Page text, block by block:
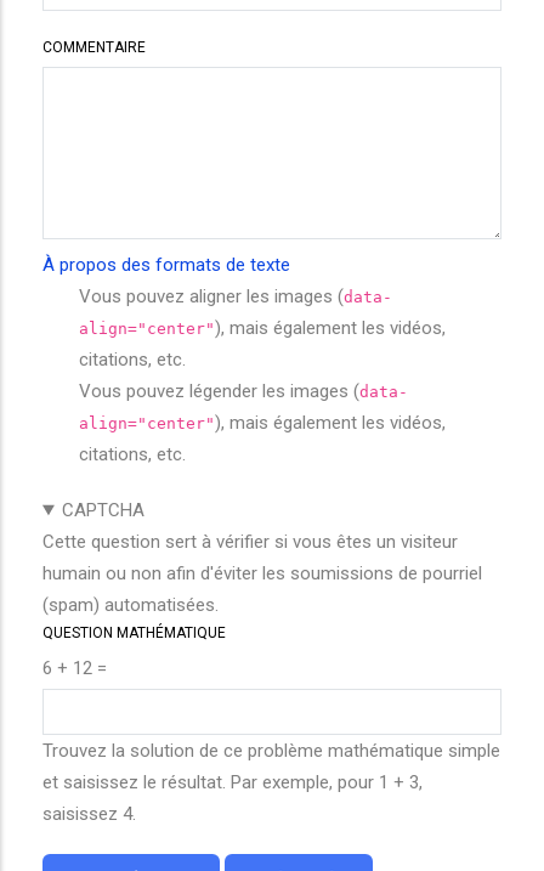
COMMENTAIRE
À propos des formats de texte
Vous pouvez aligner les images (data-
align="center"), mais également les vidéos,
citations, etc.
Vous pouvez légender les images (data-
align="center"), mais également les vidéos,
citations, etc.
CAPTCHA
Cette question sert à vérifier si vous êtes un visiteur
humain ou non afin d'éviter les soumissions de pourriel
(spam) automatisées.
QUESTION MATHÉMATIQUE
6 + 12 =
Trouvez la solution de ce problème mathématique simple
et saisissez le résultat. Par exemple, pour 1 + 3,
saisissez 4.